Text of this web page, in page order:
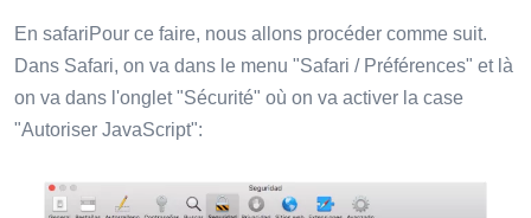
En safariPour ce faire, nous allons procéder comme suit.
Dans Safari, on va dans le menu "Safari / Préférences" et là
on va dans l'onglet "Sécurité" où on va activer la case
"Autoriser JavaScript":